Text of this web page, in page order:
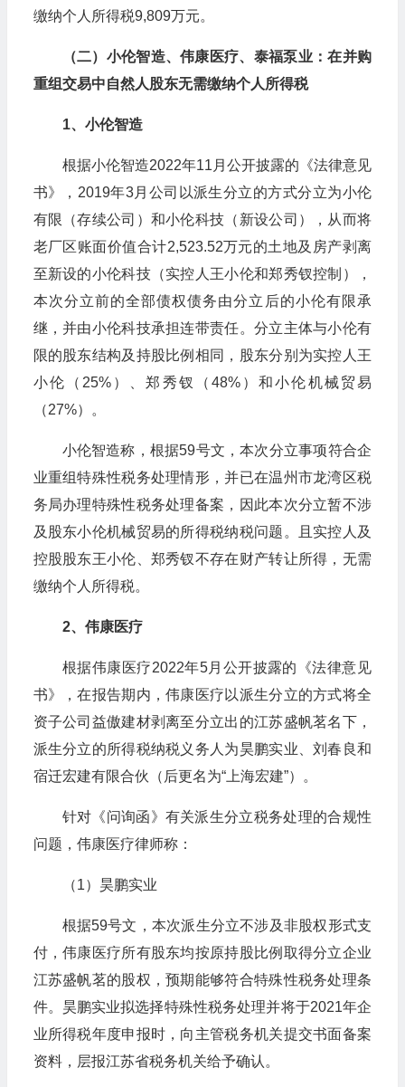
缴纳个人所得税9,809万元。
（二）小伦智造、伟康医疗、泰福泵业：在并购
重组交易中自然人股东无需缴纳个人所得税
1、小伦智造
根据小伦智造2022年11月公开披露的《法律意见
书》，2019年3月公司以派生分立的方式分立为小伦
有限（存续公司）和小伦科技（新设公司），从而将
老厂区账面价值合计2,523.52万元的土地及房产剥离
至新设的小伦科技（实控人王小伦和郑秀钗控制），
本次分立前的全部债权债务由分立后的小伦有限承
继，并由小伦科技承担连带责任。分立主体与小伦有
限的股东结构及持股比例相同，股东分别为实控人王
小伦（25%）、郑秀钗（48%）和小伦机械贸易
（27%）。
小伦智造称，根据59号文，本次分立事项符合企
业重组特殊性税务处理情形，并已在温州市龙湾区税
务局办理特殊性税务处理备案，因此本次分立暂不涉
及股东小伦机械贸易的所得税纳税问题。且实控人及
控股股东王小伦、郑秀钗不存在财产转让所得，无需
缴纳个人所得税。
2、伟康医疗
根据伟康医疗2022年5月公开披露的《法律意见
书》，在报告期内，伟康医疗以派生分立的方式将全
资子公司益傲建材剥离至分立出的江苏盛帆茗名下，
派生分立的所得税纳税义务人为昊鹏实业、刘春良和
宿迁宏建有限合伙（后更名为“上海宏建”）。
针对《问询函》有关派生分立税务处理的合规性
问题，伟康医疗律师称：
（1）昊鹏实业
根据59号文，本次派生分立不涉及非股权形式支
付，伟康医疗所有股东均按原持股比例取得分立企业
江苏盛帆茗的股权，预期能够符合特殊性税务处理条
件。昊鹏实业拟选择特殊性税务处理并将于2021年企
业所得税年度申报时，向主管税务机关提交书面备案
资料，层报江苏省税务机关给予确认。